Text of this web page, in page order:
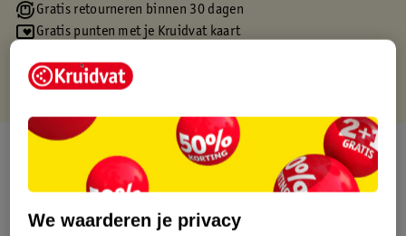
Gratis retourneren binnen 30 dagen
Gratis punten met je Kruidvat kaart
Over dit product
Productinformatie
We waarderen je privacy